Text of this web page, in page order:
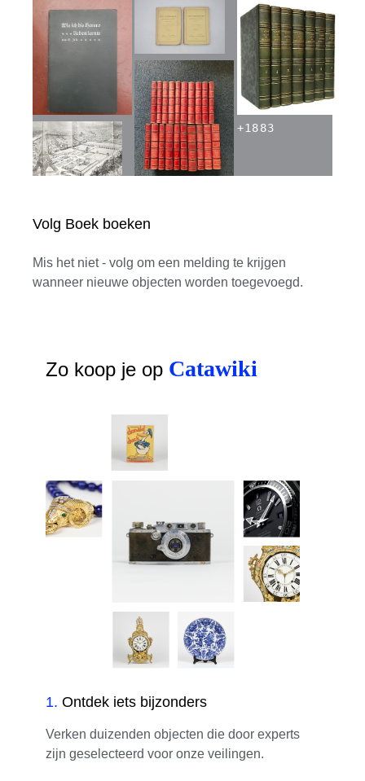
Volg Boek boeken
Mis het niet - volg om een melding te krijgen
wanneer nieuwe objecten worden toegevoegd.
+1883
Zo koop je op Catawiki
1. Ontdek iets bijzonders
Verken duizenden objecten die door experts
zijn geselecteerd voor onze veilingen.